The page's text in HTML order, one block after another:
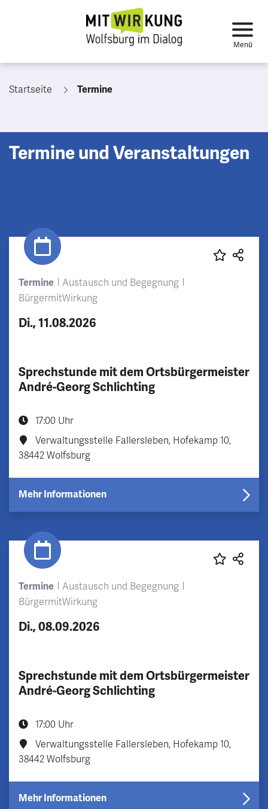
Startseite Termine
Termine und Veranstaltungen
Termine
Austausch und Begegnung
BürgermitWirkung
Di., 11.08.2026
Sprechstunde mit dem Ortsbürgermeister
André-Georg Schlichting
17:00 Uhr
Verwaltungsstelle Fallersleben, Hofekamp 10,
38442 Wolfsburg
Mehr Informationen
Termine
Austausch und Begegnung
BürgermitWirkung
Di., 08.09.2026
Sprechstunde mit dem Ortsbürgermeister
André-Georg Schlichting
17:00 Uhr
Verwaltungsstelle Fallersleben, Hofekamp 10,
38442 Wolfsburg
Mehr Informationen